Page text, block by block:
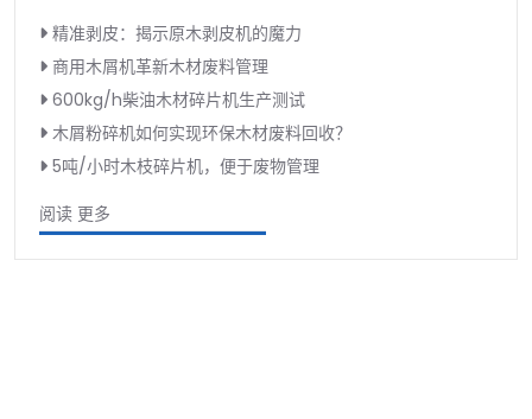
精准剥皮：揭示原木剥皮机的魔力
商用木屑机革新木材废料管理
600kg/h柴油木材碎片机生产测试
木屑粉碎机如何实现环保木材废料回收？
5吨/小时木枝碎片机，便于废物管理
阅读 更多